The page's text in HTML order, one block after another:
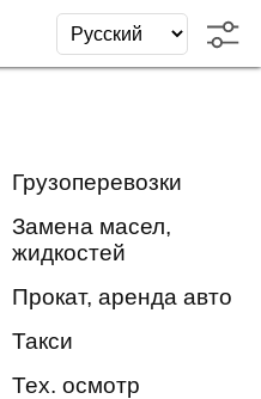
Грузоперевозки
Замена масел,
жидкостей
Прокат, аренда авто
Такси
Тех. осмотр